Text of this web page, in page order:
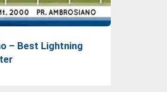
– Best Lightning